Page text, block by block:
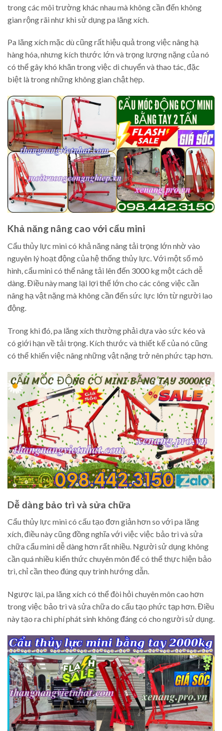
trong các môi trường khác nhau mà không cần đến không
gian rộng rãi như khi sử dụng pa lăng xích.
Pa lăng xích mặc dù cũng rất hiệu quả trong việc nâng hạ
hàng hóa, nhưng kích thước lớn và trọng lượng nặng của nó
có thể gây khó khăn trong việc di chuyển và thao tác, đặc
biệt là trong những không gian chật hẹp.
Khả năng nâng cao với cẩu mini
Cẩu thủy lực mini có khả năng nâng tải trọng lớn nhờ vào
nguyên lý hoạt động của hệ thống thủy lực. Với một số mô
hình, cẩu mini có thể nâng tải lên đến 3000 kg một cách dễ
dàng. Điều này mang lại lợi thế lớn cho các công việc cần
nâng hạ vật nặng mà không cần đến sức lực lớn từ người lao
động.
Trong khi đó, pa lăng xích thường phải dựa vào sức kéo và
có giới hạn về tải trọng. Kích thước và thiết kế của nó cũng
có thể khiến việc nâng những vật nặng trở nên phức tạp hơn.
Dễ dàng bảo trì và sửa chữa
Cẩu thủy lực mini có cấu tạo đơn giản hơn so với pa lăng
xích, điều này cũng đồng nghĩa với việc việc bảo trì và sửa
chữa cẩu mini dễ dàng hơn rất nhiều. Người sử dụng không
cần quá nhiều kiến thức chuyên môn để có thể thực hiện bảo
trì, chỉ cần theo đúng quy trình hướng dẫn.
Ngược lại, pa lăng xích có thể đòi hỏi chuyên môn cao hơn
trong việc bảo trì và sửa chữa do cấu tạo phức tạp hơn. Điều
này tạo ra chi phí phát sinh không đáng có cho người sử dụng.